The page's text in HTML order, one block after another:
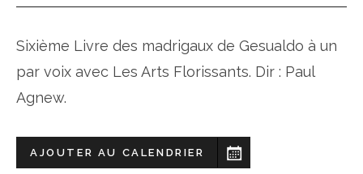
Sixième Livre des madrigaux de Gesualdo à un
par voix avec Les Arts Florissants. Dir : Paul
Agnew.
AJOUTER AU CALENDRIER